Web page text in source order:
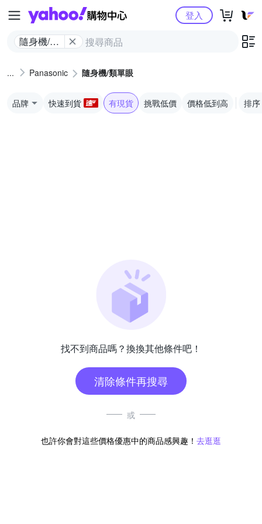
Yahoo購物中心
隨身機/類
登入
Panasonic 隨身機/類單眼
品牌 快速到貨 有現貨 挑戰低價 價格低到高 排序
找不到商品嗎？換換其他條件吧！
清除條件再搜尋
或
也許你會對這些價格優惠中的商品感興趣！ 去逛逛